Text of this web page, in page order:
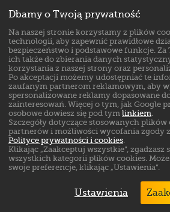
Jak wybrać rozmiar
FAQ
Znajdź nas na:
Markowe buty sklep online. ©
Created by:
Dbamy o Twoją prywatność
Na naszej stronie korzystamy z plików
technologii, aby zapewnić prawidłowe
bezpieczeństwo i podstawowe funkcje.
ich także do zbierania danych
korzystania z naszej strony oraz
Po akceptacji możemy udostępniać te
zaufanym partnerom reklamowym, aby
spersonalizowane reklamy dopasowane
zainteresowań. Więcej o tym, jak Google
osobowe dowiesz się pod tym linkiem.
Szczegóły dotyczące stosowanych plików
partnerów i możliwości wycofania zgody
Polityce prywatności i cookies.
Klikając „Zaakceptuj wszystkie”, zgadzasz
wszystkich kategorii plików cookies.
swoje preferencje, klikając „Ustawienia”.
Ustawienia